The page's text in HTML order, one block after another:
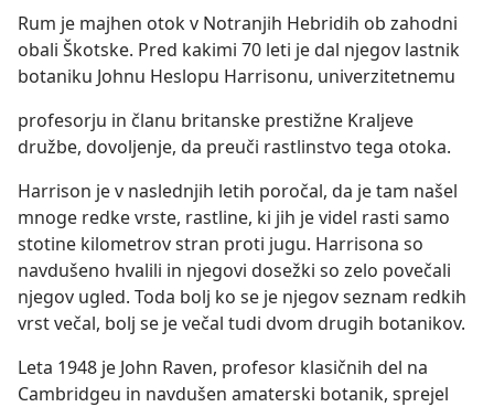
Rum je majhen otok v Notranjih Hebridih ob zahodni
obali Škotske. Pred kakimi 70 leti je dal njegov lastnik
botaniku Johnu Heslopu Harrisonu, univerzitetnemu
profesorju in članu britanske prestižne Kraljeve
družbe, dovoljenje, da preuči rastlinstvo tega otoka.
Harrison je v naslednjih letih poročal, da je tam našel
mnoge redke vrste, rastline, ki jih je videl rasti samo
stotine kilometrov stran proti jugu. Harrisona so
navdušeno hvalili in njegovi dosežki so zelo povečali
njegov ugled. Toda bolj ko se je njegov seznam redkih
vrst večal, bolj se je večal tudi dvom drugih botanikov.
Leta 1948 je John Raven, profesor klasičnih del na
Cambridgeu in navdušen amaterski botanik, sprejel